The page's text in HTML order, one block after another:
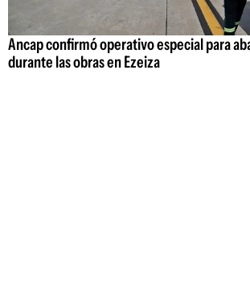
Ancap confirmó operativo especial para
durante las obras en Ezeiza